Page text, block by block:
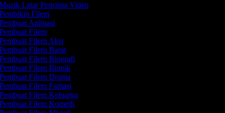
Latar Pencipta Video
Filem
Animasi
Filem
Filem Aksi
Filem Barat
Filem Biografi
Filem Biopik
Filem Drama
Filem Fantasi
Filem Keluarga
Filem Komedi